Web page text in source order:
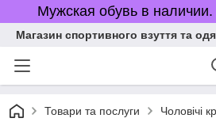
Мужская обувь в
Магазин спортивного взуття та
Товари та послуги Чоловічі